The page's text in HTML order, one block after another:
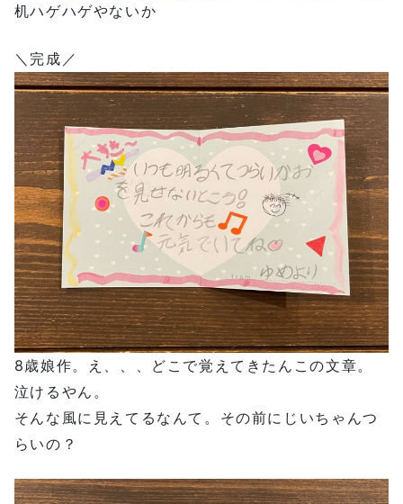
机ハゲハゲやないか
＼完成／
8歳娘作。え、、、どこで覚えてきたんこの文章。
泣けるやん。
そんな風に見えてるなんて。その前にじいちゃんつ
らいの？